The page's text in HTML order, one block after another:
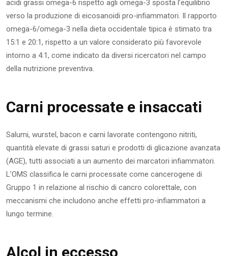
acidi grassi omega-6 rispetto agli omega-3 sposta l’equilibrio
verso la produzione di eicosanoidi pro-infiammatori. Il rapporto
omega-6/omega-3 nella dieta occidentale tipica è stimato tra
15:1 e 20:1, rispetto a un valore considerato più favorevole
intorno a 4:1, come indicato da diversi ricercatori nel campo
della nutrizione preventiva.
Carni processate e insaccati
Salumi, wurstel, bacon e carni lavorate contengono nitriti,
quantità elevate di grassi saturi e prodotti di glicazione avanzata
(AGE), tutti associati a un aumento dei marcatori infiammatori.
L’OMS classifica le carni processate come cancerogene di
Gruppo 1 in relazione al rischio di cancro colorettale, con
meccanismi che includono anche effetti pro-infiammatori a
lungo termine.
Alcol in eccesso